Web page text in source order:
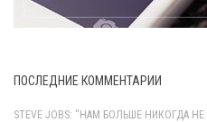
ПОСЛЕДНИЕ КОММЕНТАРИИ
STEVE JOBS: "НАМ БОЛЬШЕ НИКОГДА